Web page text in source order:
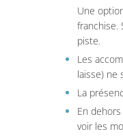
Une
franchise.
piste.
Les
laisse) ne
La
En
voir les